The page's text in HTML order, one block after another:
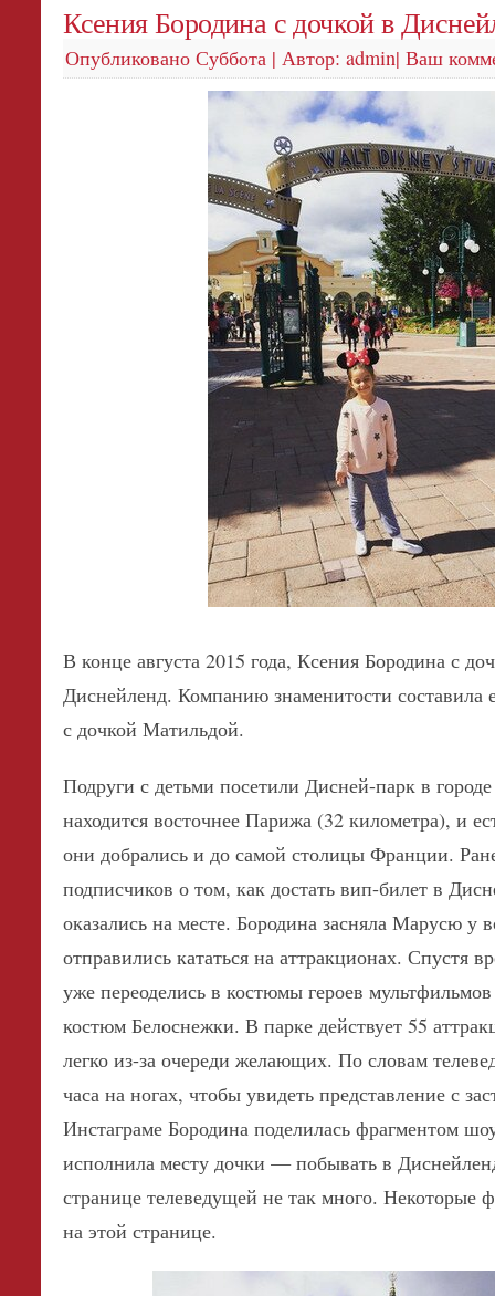
Ксения Бородина с дочкой в
Опубликовано Суббота |Автор: admin| Ваш
В конце августа 2015 года, Ксения Бородина с
Диснейленд. Компанию знаменитости составила
с дочкой Матильдой.
Подруги с детьми посетили Дисней-парк в
находится восточнее Парижа (32 километра), и
они добрались и до самой столицы Франции.
подписчиков о том, как достать вип-билет в
оказались на месте. Бородина засняла Марусю у
отправились кататься на аттракционах. Спустя
уже переоделись в костюмы героев
костюм Белоснежки. В парке действует 55
легко из-за очереди желающих. По словам
часа на ногах, чтобы увидеть представление с
Инстаграме Бородина поделилась фрагментом
исполнила месту дочки — побывать в
странице телеведущей не так много. Некоторые
на этой странице.